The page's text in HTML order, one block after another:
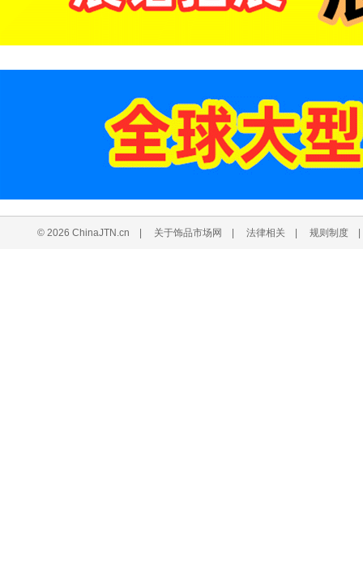
© 2026 ChinaJTN.cn 关于饰品市场网 法律相关 规则制度